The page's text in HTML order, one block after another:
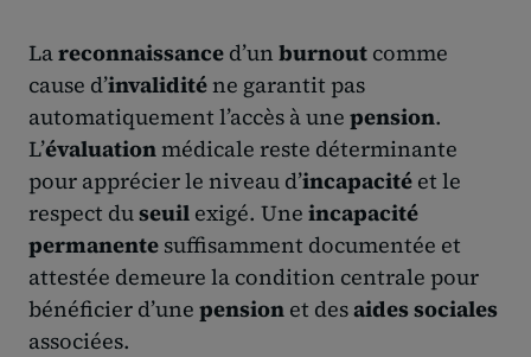
Lareconnaissance d’un burnout comme
cause d’invaliditéne garantit pas
automatiquement l’accès à une pension.
L’évaluationmédicale reste déterminante
pour apprécier le niveau d’incapacité et le
respect duseuil exigé. Une incapacité
permanente suffisamment documentée et
attestée demeure la condition centrale pour
bénéficier d’une pension et desaides sociales
associées.